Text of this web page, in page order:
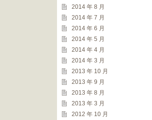
2014 年 8 月
2014 年 7 月
2014 年 6 月
2014 年 5 月
2014 年 4 月
2014 年 3 月
2013 年 10 月
2013 年 9 月
2013 年 8 月
2013 年 3 月
2012 年 10 月